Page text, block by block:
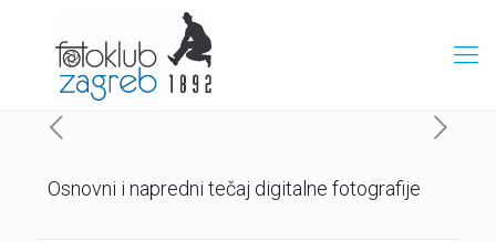
Osnovni i napredni tečaj digitalne fotografije